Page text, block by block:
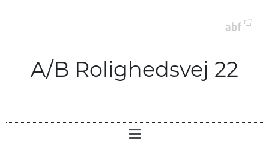
A/B Rolighedsvej 22